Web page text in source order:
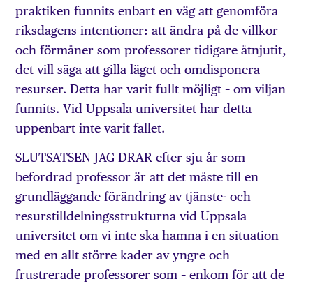
praktiken funnits enbart en väg att genomföra
riksdagens intentioner: att ändra på de villkor
och förmåner som professorer tidigare åtnjutit,
det vill säga att gilla läget och omdisponera
resurser. Detta har varit fullt möjligt – om viljan
funnits. Vid Uppsala universitet har detta
uppenbart inte varit fallet.
SLUTSATSEN JAG DRAR efter sju år som
befordrad professor är att det måste till en
grundläggande förändring av tjänste- och
resurstilldelningsstrukturna vid Uppsala
universitet om vi inte ska hamna i en situation
med en allt större kader av yngre och
frustrerade professorer som – enkom för att de